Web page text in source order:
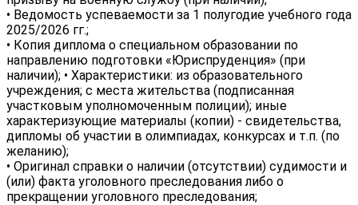
• Ведомость успеваемости за 1 полугодие учебного года
2025/2026 гг.;
• Копия диплома о специальном образовании по
направлению подготовки «Юриспруденция» (при
наличии); • Характеристики: из образовательного
учреждения; с места жительства (подписанная
участковым уполномоченным полиции); иные
характеризующие материалы (копии) - свидетельства,
дипломы об участии в олимпиадах, конкурсах и т.п. (по
желанию);
• Оригинал справки о наличии (отсутствии) судимости и
(или) факта уголовного преследования либо о
прекращении уголовного преследования;